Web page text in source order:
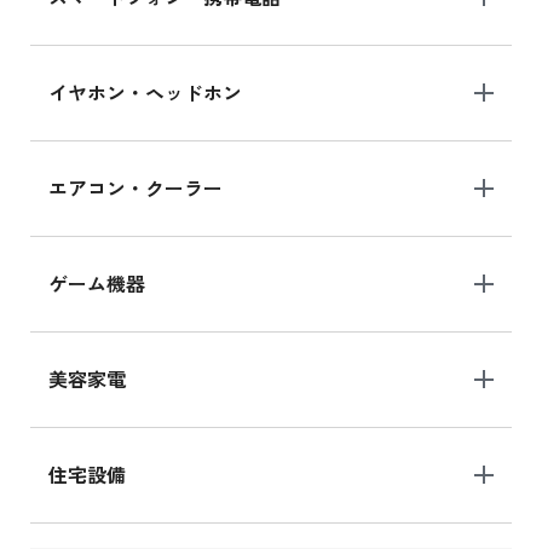
イヤホン・ヘッドホン
エアコン・クーラー
ゲーム機器
美容家電
住宅設備